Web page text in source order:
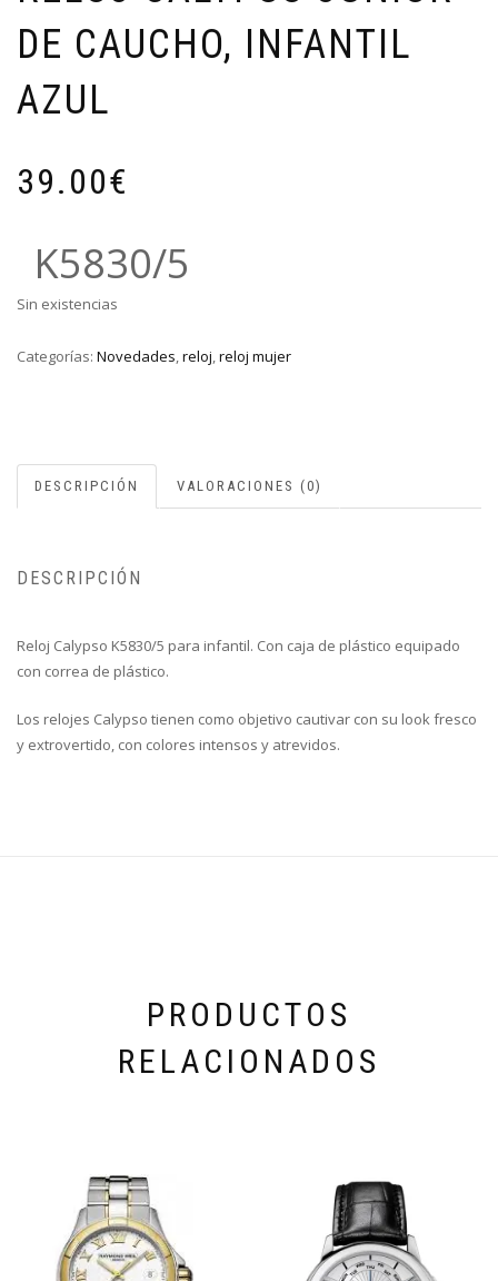
DE CAUCHO, INFANTIL
AZUL
39.00€
K5830/5
Sin existencias
Categorías: Novedades reloj reloj mujer
DESCRIPCIÓN VALORACIONES (0)
DESCRIPCIÓN
Reloj Calypso K5830/5 para infantil. Con caja de plástico equipado
con correa de plástico.
Los relojes Calypso tienen como objetivo cautivar con su look fresco
y extrovertido, con colores intensos y atrevidos.
PRODUCTOS
RELACIONADOS